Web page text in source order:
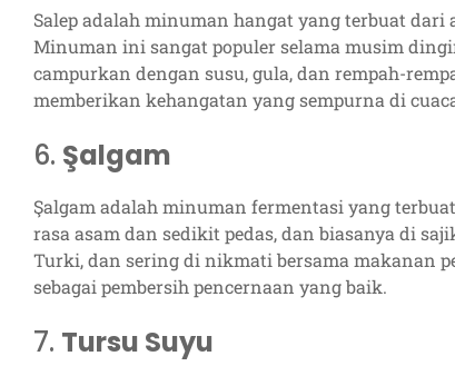
Salep adalah minuman hangat yang terbuat
Minuman ini sangat populer selama musim
campurkan dengan susu, gula, dan rempah-
memberikan kehangatan yang sempurna di
6. Şalgam
Şalgam adalah minuman fermentasi yang
rasa asam dan sedikit pedas, dan biasanya di
Turki, dan sering di nikmati bersama makanan
sebagai pembersih pencernaan yang baik.
7. Tursu Suyu